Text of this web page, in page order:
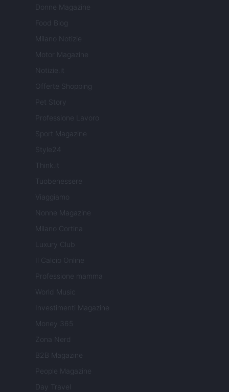
Donne Magazine
Food Blog
Milano Notizie
Motor Magazine
Notizie.it
Offerte Shopping
Pet Story
Professione Lavoro
Sport Magazine
Style24
Think.it
Tuobenessere
Viaggiamo
Nonne Magazine
Milano Cortina
Luxury Club
Il Calcio Online
Professione mamma
World Music
Investimenti Magazine
Money 365
Zona Nerd
B2B Magazine
People Magazine
Day Travel